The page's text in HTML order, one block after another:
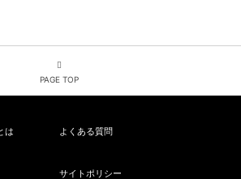
PAGE TOP
は
よくある質問
サイトポリシー